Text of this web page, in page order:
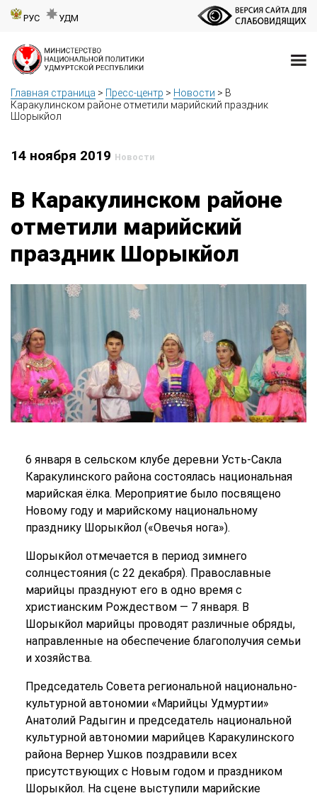
РУС УДМ
Главная страница > Пресс-центр > Новости > В
Каракулинском районе отметили марийский праздник
Шорыкйол
14 ноября 2019 Новости
В Каракулинском районе
отметили марийский
праздник Шорыкйол
6 января в сельском клубе деревни Усть-Сакла
Каракулинского района состоялась национальная
марийская ёлка. Мероприятие было посвящено
Новому году и марийскому национальному
празднику Шорыкйол («Овечья нога»).
Шорыкйол отмечается в период зимнего
солнцестояния (с 22 декабря). Православные
марийцы празднуют его в одно время с
христианским Рождеством — 7 января. В
Шорыкйол марийцы проводят различные обряды,
направленные на обеспечение благополучия семьи
и хозяйства.
Председатель Совета региональной национально-
культурной автономии «Марийцы Удмуртии»
Анатолий Радыгин и председатель национальной
культурной автономии марийцев Каракулинского
района Вернер Ушков поздравили всех
присутствующих с Новым годом и праздником
Шорыкйол. На сцене выступили марийские